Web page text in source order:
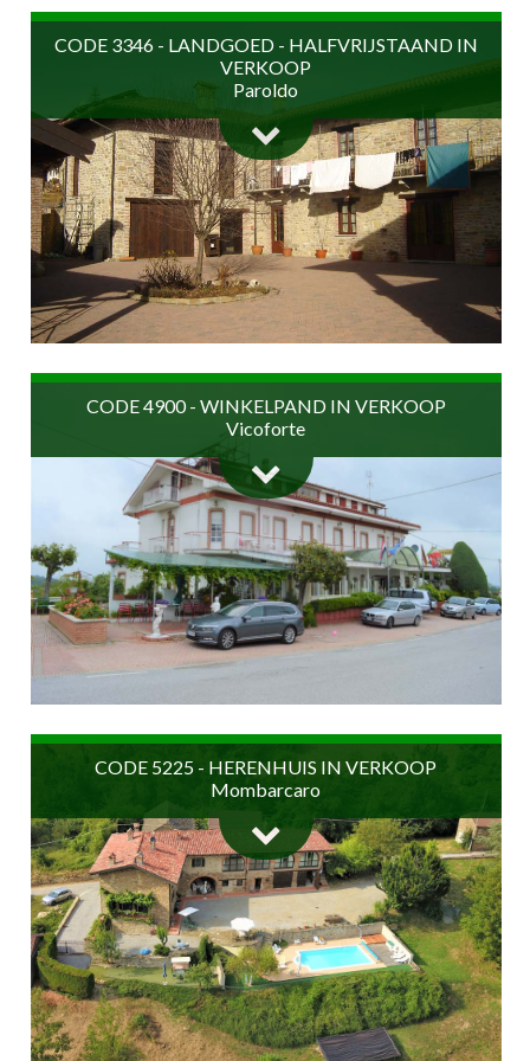
Prijs op aanvraag
1.800 m2
CODE 3346 - LANDGOED - HALFVRIJSTAAND IN
VERKOOP
Paroldo
€ 800.000
500 m2 6 Badkamers 11 Kamers
CODE 4900 - WINKELPAND IN VERKOOP
Vicoforte
€ 800.000
1.600 m2 10 Badkamers
CODE 5225 - HERENHUIS IN VERKOOP
Mombarcaro